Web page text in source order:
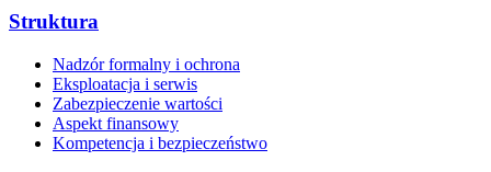
Struktura
Nadzór formalny i ochrona
Eksploatacja i serwis
Zabezpieczenie wartości
Aspekt finansowy
Kompetencja i bezpieczeństwo